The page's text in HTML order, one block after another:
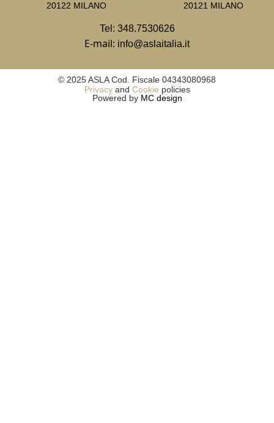
20122 MILANO
20121 MILANO
Tel: 348.7530626
E-mail: info@aslaitalia.it
© 2025 ASLA Cod. Fiscale 04343080968
Privacyand Cookie policies
Powered by MC design